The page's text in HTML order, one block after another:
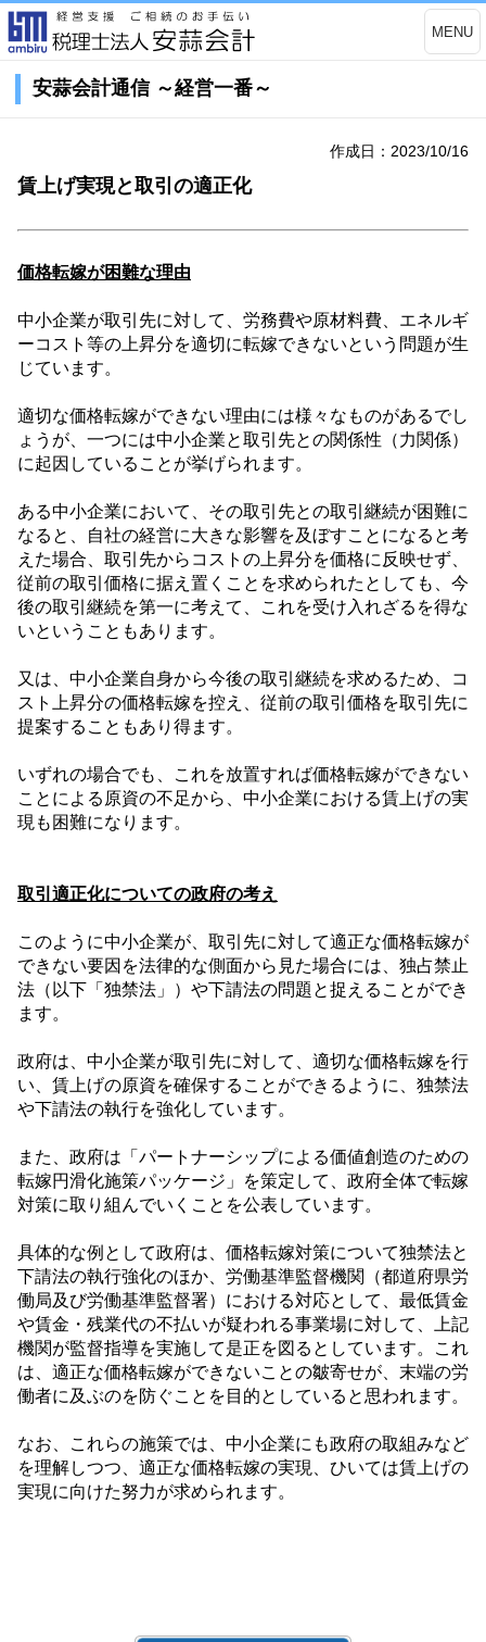
MENU
安蒜会計通信 ～経営一番～
作成日：2023/10/16
賃上げ実現と取引の適正化
価格転嫁が困難な理由
中小企業が取引先に対して、労務費や原材料費、エネルギ
ーコスト等の上昇分を適切に転嫁できないという問題が生
じています。
適切な価格転嫁ができない理由には様々なものがあるでし
ょうが、一つには中小企業と取引先との関係性（力関係）
に起因していることが挙げられます。
ある中小企業において、その取引先との取引継続が困難に
なると、自社の経営に大きな影響を及ぼすことになると考
えた場合、取引先からコストの上昇分を価格に反映せず、
従前の取引価格に据え置くことを求められたとしても、今
後の取引継続を第一に考えて、これを受け入れざるを得な
いということもあります。
又は、中小企業自身から今後の取引継続を求めるため、コ
スト上昇分の価格転嫁を控え、従前の取引価格を取引先に
提案することもあり得ます。
いずれの場合でも、これを放置すれば価格転嫁ができない
ことによる原資の不足から、中小企業における賃上げの実
現も困難になります。
取引適正化についての政府の考え
このように中小企業が、取引先に対して適正な価格転嫁が
できない要因を法律的な側面から見た場合には、独占禁止
法（以下「独禁法」）や下請法の問題と捉えることができ
ます。
政府は、中小企業が取引先に対して、適切な価格転嫁を行
い、賃上げの原資を確保することができるように、独禁法
や下請法の執行を強化しています。
また、政府は「パートナーシップによる価値創造のための
転嫁円滑化施策パッケージ」を策定して、政府全体で転嫁
対策に取り組んでいくことを公表しています。
具体的な例として政府は、価格転嫁対策について独禁法と
下請法の執行強化のほか、労働基準監督機関（都道府県労
働局及び労働基準監督署）における対応として、最低賃金
や賃金・残業代の不払いが疑われる事業場に対して、上記
機関が監督指導を実施して是正を図るとしています。これ
は、適正な価格転嫁ができないことの皺寄せが、末端の労
働者に及ぶのを防ぐことを目的としていると思われます。
なお、これらの施策では、中小企業にも政府の取組みなど
を理解しつつ、適正な価格転嫁の実現、ひいては賃上げの
実現に向けた努力が求められます。